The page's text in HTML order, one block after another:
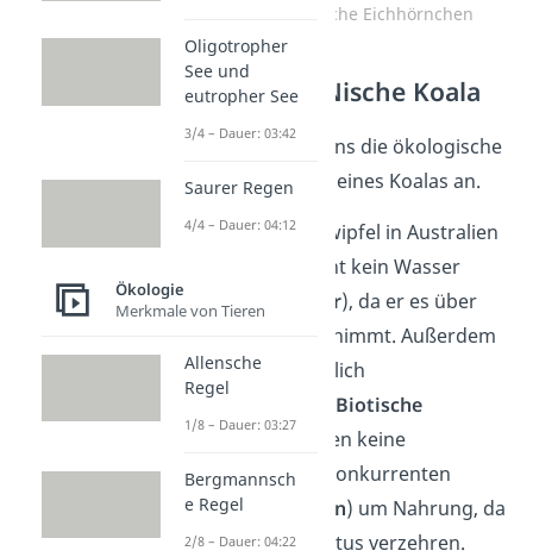
Ökologische Nische Eichhörnchen
Ökologische Nische Koala
Jetzt schauen wir uns die ökologische
Nische am Beispiel eines Koalas an.
Er bewohnt Baumwipfel in Australien
). Er braucht kein Wasser
(abiotischer Faktor), da er es über
seine Nahrung aufnimmt. Außerdem
frisst er ausschließlich
Eukalyptusblätter ( Biotische
Faktoren). Sie haben keine
interspezifischen Konkurrenten
Biotische Faktoren) um Nahrung, da
nur Koalas Eukalyptus verzehren.
Oligotropher
See und
eutropher See
3/4 – Dauer: 03:42
Saurer Regen
4/4 – Dauer: 04:12
Ökologie
Merkmale von Tieren
Allensche
Regel
1/8 – Dauer: 03:27
Bergmannsch
e Regel
2/8 – Dauer: 04:22